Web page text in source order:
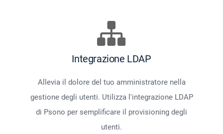
Integrazione LDAP
Allevia il dolore del tuo amministratore nella
gestione degli utenti. Utilizza l'integrazione LDAP
di Psono per semplificare il provisioning degli
utenti.